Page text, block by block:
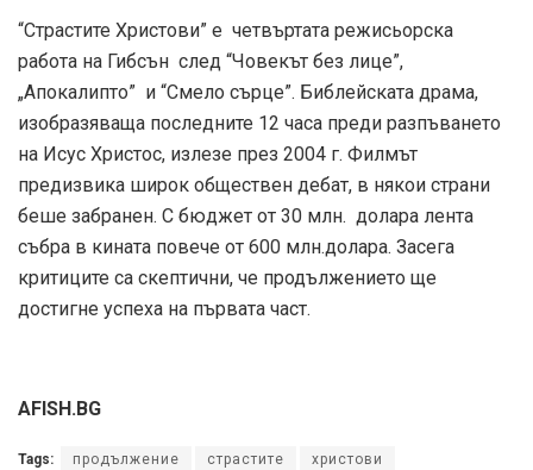
“Страстите Христови” е четвъртата режисьорска
работа на Гибсън след “Човекът без лице”,
„Апокалипто” и “Смело сърце”. Библейската драма,
изобразяваща последните 12 часа преди разпъването
на Исус Христос, излезе през 2004 г. Филмът
предизвика широк обществен дебат, в някои страни
беше забранен. С бюджет от 30 млн. долара лента
събра в кината повече от 600 млн.долара. Засега
критиците са скептични, че продължението ще
достигне успеха на първата част.
AFISH.BG
Tags: продължение страстите христови